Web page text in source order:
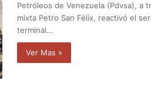
Petróleos de Venezuela (Pdvsa), a
mixta Petro San Félix, reactivó el
terminal…
Ver Mas »